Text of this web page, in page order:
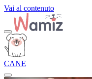
Vai al contenuto
CANE